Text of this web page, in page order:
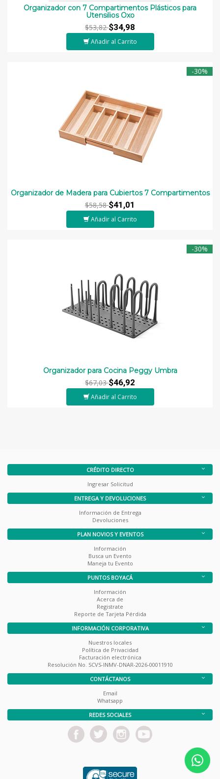
Organizador con 7 Compartimentos Plásticos para
Utensilios Oxo
$53,82$34,98
Añadir al Carrito
-30%
Organizador de Madera para Cubiertos 7 Compartimentos
$58,58$41,01
Añadir al Carrito
-30%
Organizador para Cocina Peggy Umbra
$67,03$46,92
Añadir al Carrito
CRÉDITO DIRECTO
Ingresar Solicitud
ENTREGA Y DEVOLUCIONES
Información de Entrega
Devoluciones
PLAN NOVIOS Y EVENTOS
Información
Busca un Evento
Maneja tu Evento
PUNTOS BOYACÁ
Información
Acerca de
Registrate
Reporte de Tarjeta Pérdida
INFORMACIÓN CORPORATIVA
Nuestros locales
Política de Privacidad
Facturación electrónica
Resolución No. SCVS-INMV-DNAR-2026-00011910
CONTÁCTANOS
Email
Whatsapp
REDES SOCIALES